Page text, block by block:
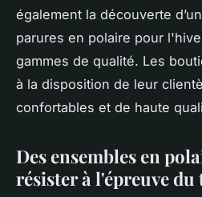
également la découverte
parures en polaire pour
gammes de qualité. Les
à la disposition de leur
confortables et de haute
Des ensembles en
résister à l'épreuve du